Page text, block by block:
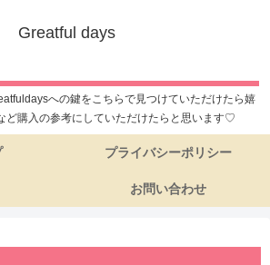
Greatful days
への鍵をこちらで見つけていただけたら嬉
ど購入の参考にしていただけたらと思います♡
プライバシーポリシー
お問い合わせ